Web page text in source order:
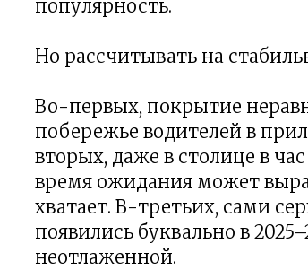
популярность.
Но рассчитывать на
Во-первых, покрытие
побережье водителей в
вторых, даже в столице в
время ожидания может
хватает. В-третьих, сами
появились буквально в
неотлаженной.